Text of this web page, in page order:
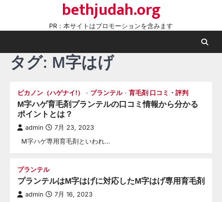
content
bethjudah.org
PR：本サイトはプロモーションを含みます
タグ: M字はげ
ピカノン（ハゲナイ!） プランテル 育毛剤 口コミ・評判
M字ハゲ育毛剤プランテルの口コミ情報から分かる
ポイントとは？
admin 7月 23, 2023
M字ハゲ専用育毛剤といわれ…
プランテル
プランテルはM字はげに対応したM字はげ専用育毛剤
admin 7月 16, 2023